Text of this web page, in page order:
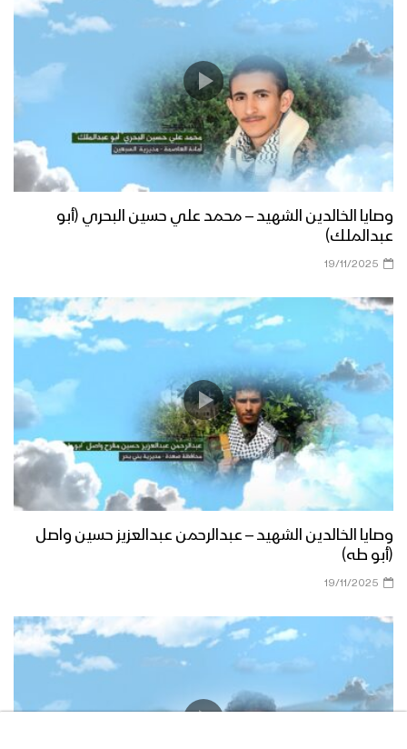
وصايا الخالدين الشهيد – محمد علي حسين البحري (أبو
عبدالملك)
19/11/2025
وصايا الخالدين الشهيد – عبدالرحمن عبدالعزيز حسين واصل
(أبو طه)
19/11/2025